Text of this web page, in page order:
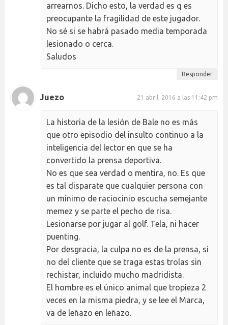
arrearnos. Dicho esto, la verdad es q es
preocupante la fragilidad de este jugador.
No sé si se habrá pasado media temporada
lesionado o cerca.
Saludos
Responder
Juezo 21 abril, 2016 a las 11:42 pm
La historia de la lesión de Bale no es más
que otro episodio del insulto continuo a la
inteligencia del lector en que se ha
convertido la prensa deportiva.
No es que sea verdad o mentira, no. Es que
es tal disparate que cualquier persona con
un mínimo de raciocinio escucha semejante
memez y se parte el pecho de risa.
Lesionarse por jugar al golf. Tela, ni hacer
puenting.
Por desgracia, la culpa no es de la prensa, si
no del cliente que se traga estas trolas sin
rechistar, incluido mucho madridista.
El hombre es el único animal que tropieza 2
veces en la misma piedra, y se lee el Marca,
va de leñazo en leñazo.